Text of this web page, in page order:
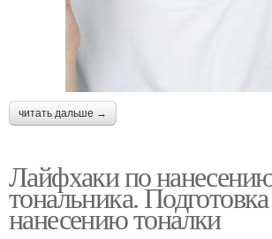
читать дальше →
Лайфхаки по
тональника.
нанесению тоналки